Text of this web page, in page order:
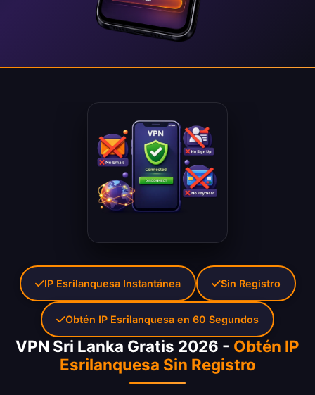
VPN Sri Lanka Gratis 2026 - Obtén IP
Esrilanquesa Sin Registro
IP Esrilanquesa Instantánea Sin Registro
Obtén IP Esrilanquesa en 60 Segundos